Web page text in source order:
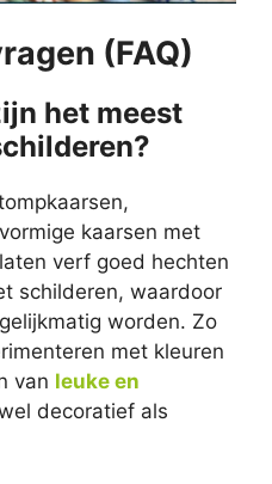
(FAQ)
het meest
kaarsen met
verf goed hechten
schilderen, waardoor
worden. Zo
met kleuren
van leuke en
decoratief als